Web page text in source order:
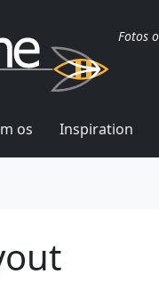
Fotos
os Inspiration